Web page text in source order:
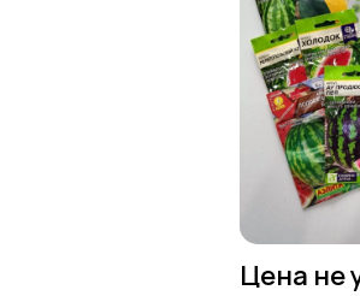
Цена не